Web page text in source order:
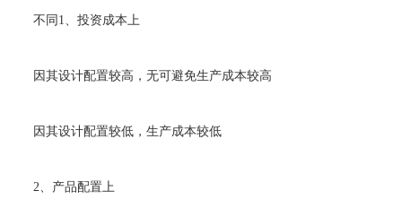
不同 1、投资成本上
因其设计配置较高，无可避免生产成本较高
因其设计配置较低，生产成本较低
2、产品配置上